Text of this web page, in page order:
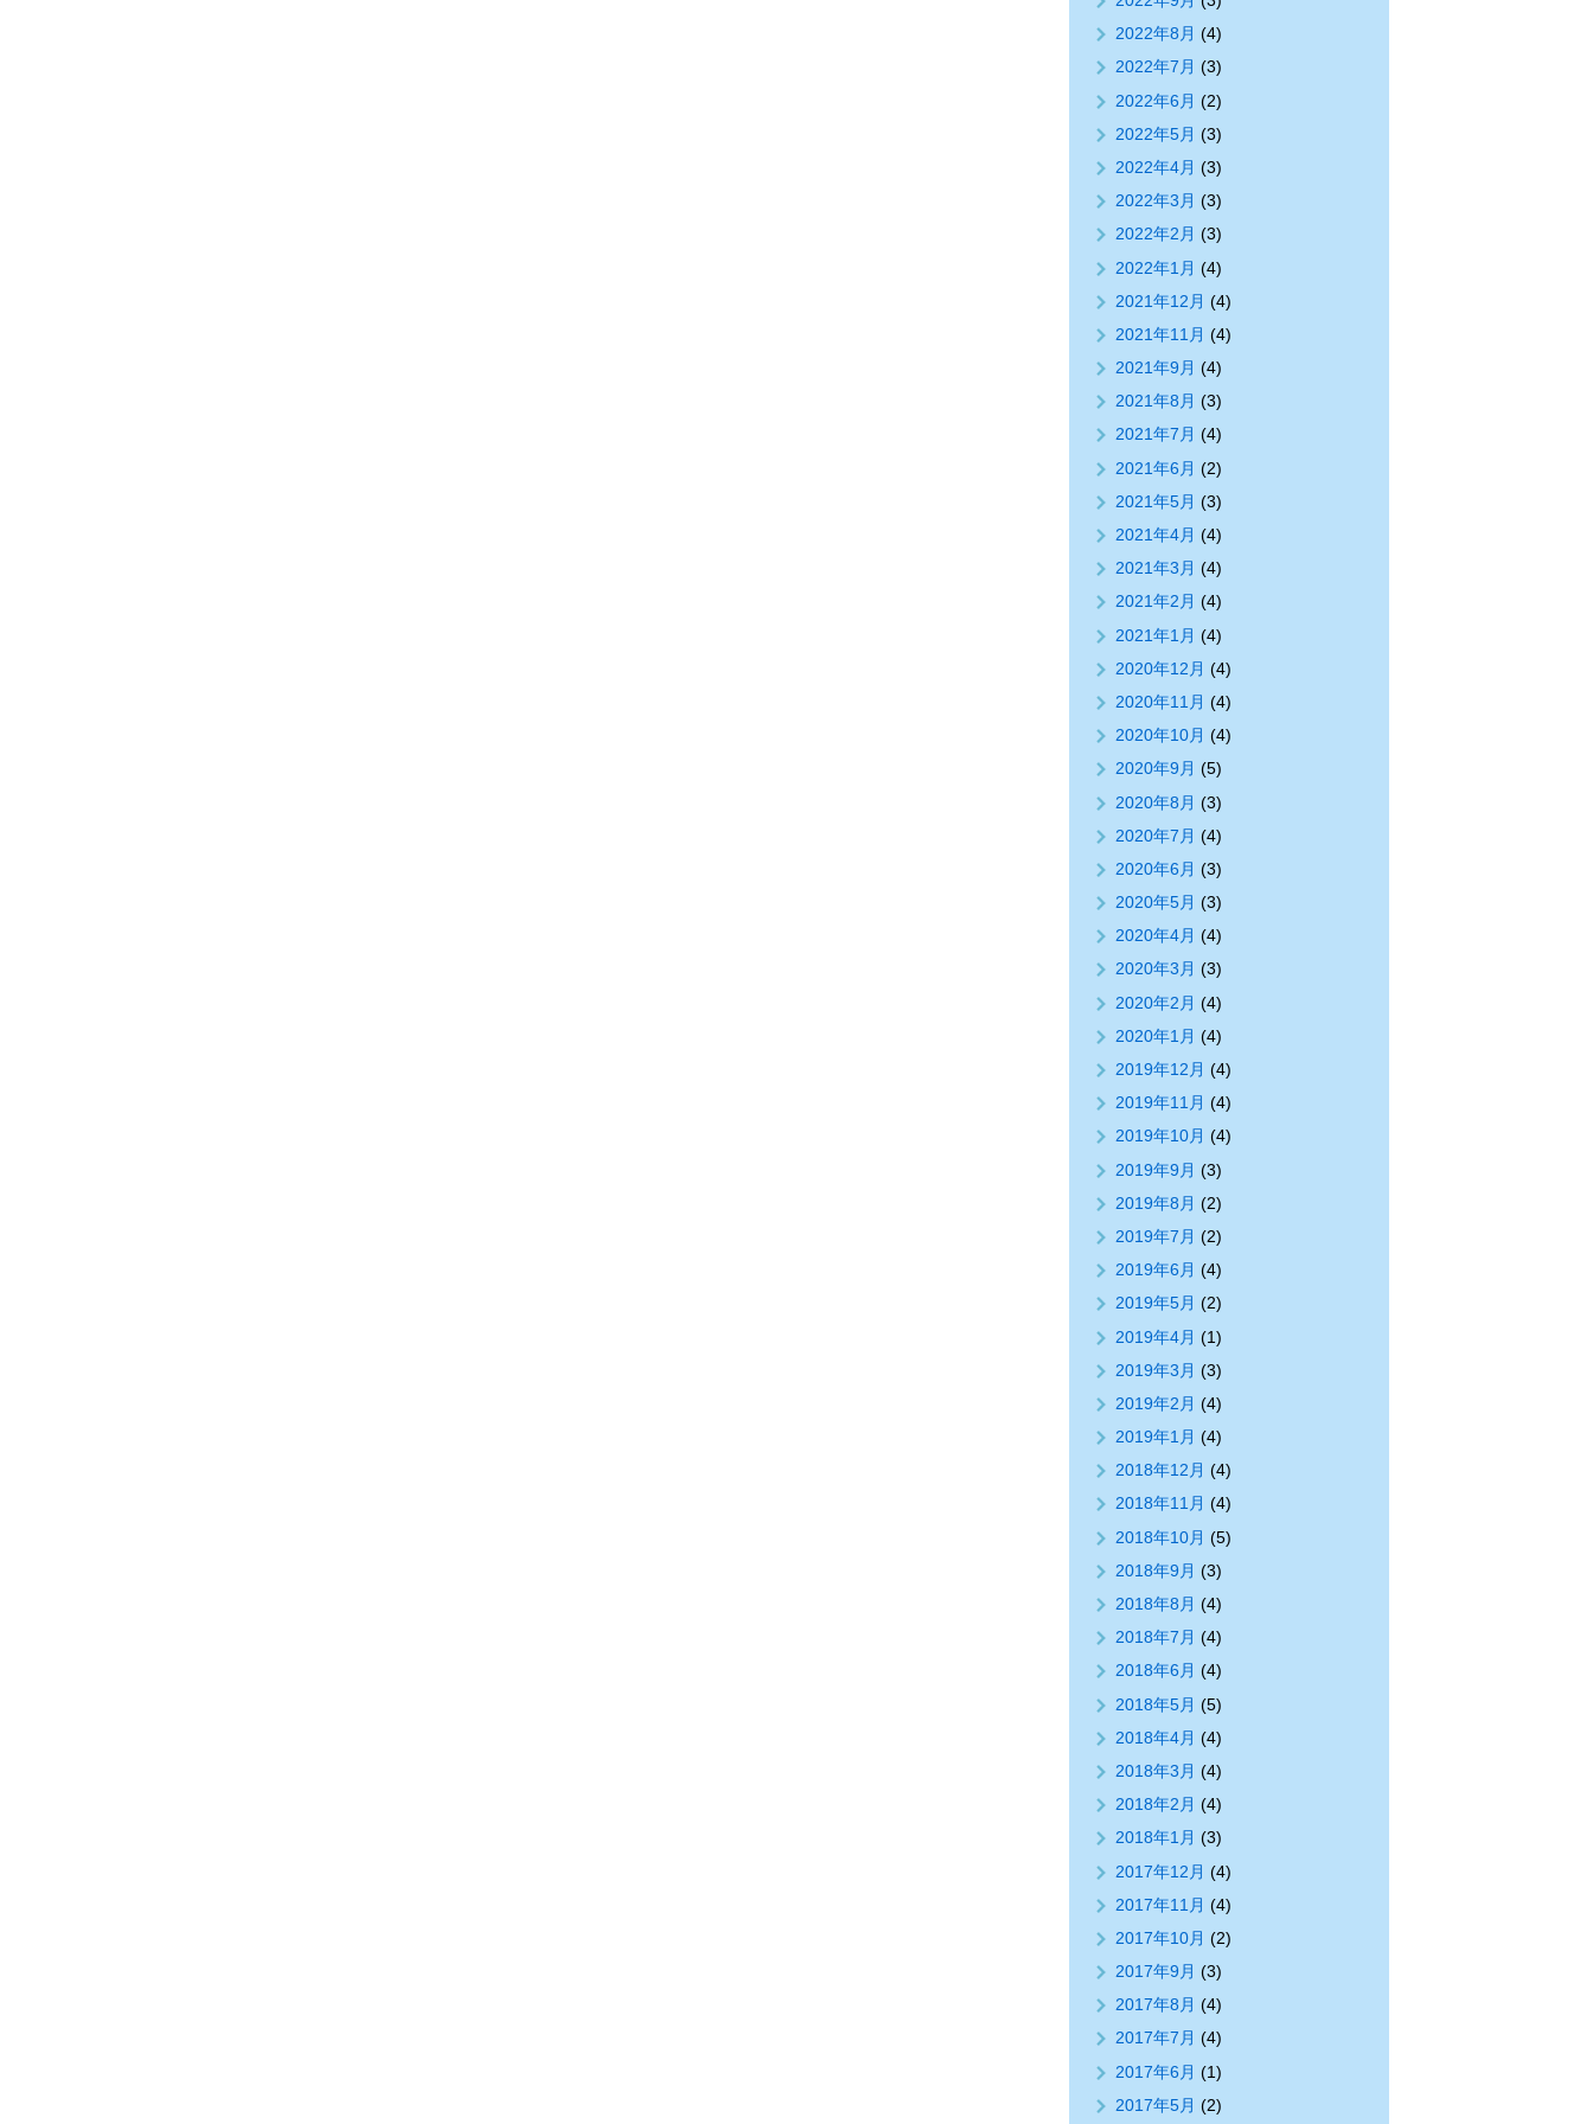
2022年8月 (4)
2022年7月 (3)
2022年6月 (2)
2022年5月 (3)
2022年4月 (3)
2022年3月 (3)
2022年2月 (3)
2022年1月 (4)
2021年12月 (4)
2021年11月 (4)
2021年9月 (4)
2021年8月 (3)
2021年7月 (4)
2021年6月 (2)
2021年5月 (3)
2021年4月 (4)
2021年3月 (4)
2021年2月 (4)
2021年1月 (4)
2020年12月 (4)
2020年11月 (4)
2020年10月 (4)
2020年9月 (5)
2020年8月 (3)
2020年7月 (4)
2020年6月 (3)
2020年5月 (3)
2020年4月 (4)
2020年3月 (3)
2020年2月 (4)
2020年1月 (4)
2019年12月 (4)
2019年11月 (4)
2019年10月 (4)
2019年9月 (3)
2019年8月 (2)
2019年7月 (2)
2019年6月 (4)
2019年5月 (2)
2019年4月 (1)
2019年3月 (3)
2019年2月 (4)
2019年1月 (4)
2018年12月 (4)
2018年11月 (4)
2018年10月 (5)
2018年9月 (3)
2018年8月 (4)
2018年7月 (4)
2018年6月 (4)
2018年5月 (5)
2018年4月 (4)
2018年3月 (4)
2018年2月 (4)
2018年1月 (3)
2017年12月 (4)
2017年11月 (4)
2017年10月 (2)
2017年9月 (3)
2017年8月 (4)
2017年7月 (4)
2017年6月 (1)
2017年5月 (2)